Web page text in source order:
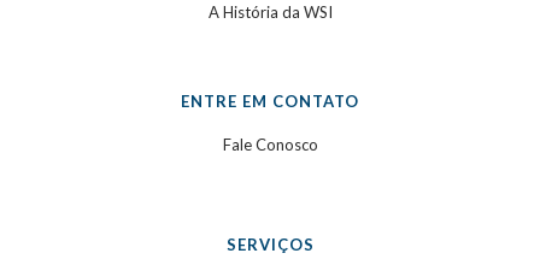
A História da WSI
ENTRE EM CONTATO
Fale Conosco
SERVIÇOS